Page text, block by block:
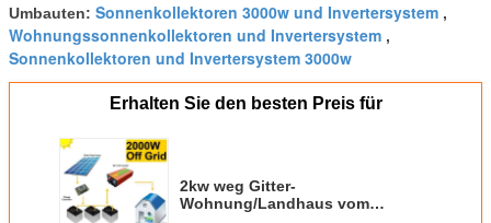
Umbauten: Sonnenkollektoren 3000w und Invertersystem ,
Wohnungssonnenkollektoren und Invertersystem ,
Sonnenkollektoren und Invertersystem 3000w
Erhalten Sie den besten Preis für
2kw weg Gitter-
Wohnung/Landhaus vom